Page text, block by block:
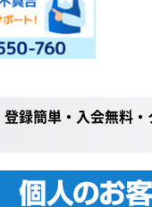
録簡単・入会無料